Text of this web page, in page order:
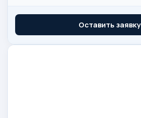
Оставить заявку